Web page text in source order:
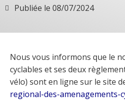
Publiée le 08/07/2024
Nous vous informons que le
cyclables et ses deux
vélo) sont en ligne sur le site
regional-des-amenagements-